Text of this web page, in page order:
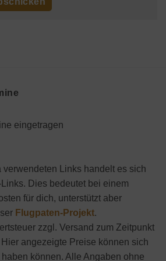
eingetragen
verwendeten Links handelt es sich
Dies bedeutet bei einem
für dich, unterstützt aber
Flugpaten-Projekt.
zzgl. Versand zum Zeitpunkt
angezeigte Preise können sich
können. Alle Angaben ohne